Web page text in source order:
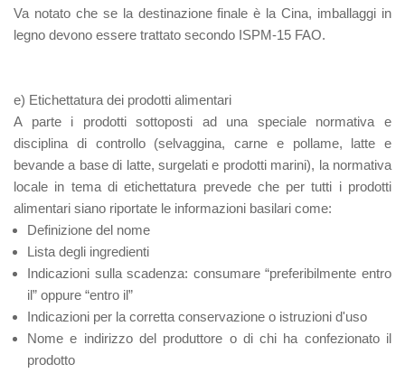
Va notato che se la destinazione finale è la Cina, imballaggi in
legno devono essere trattato secondo ISPM-15 FAO.
e) Etichettatura dei prodotti alimentari
A parte i prodotti sottoposti ad una speciale normativa e
disciplina di controllo (selvaggina, carne e pollame, latte e
bevande a base di latte, surgelati e prodotti marini), la normativa
locale in tema di etichettatura prevede che per tutti i prodotti
alimentari siano riportate le informazioni basilari come:
Definizione del nome
Lista degli ingredienti
Indicazioni sulla scadenza: consumare “preferibilmente entro
il” oppure “entro il”
Indicazioni per la corretta conservazione o istruzioni d'uso
Nome e indirizzo del produttore o di chi ha confezionato il
prodotto